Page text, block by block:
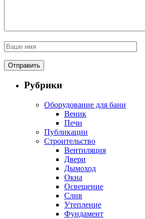
Рубрики
Оборудование для бани
Веник
Печи
Публикации
Строительство
Вентиляция
Двери
Дымоход
Окна
Освещение
Слив
Утепление
Фундамент